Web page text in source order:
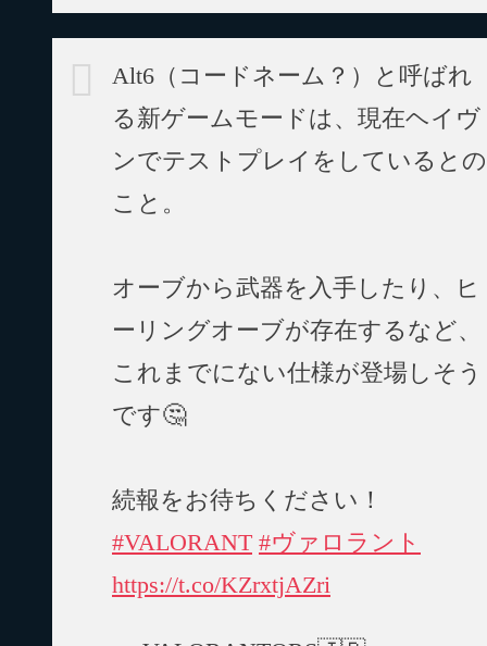
Alt6（コードネーム？）と呼ばれ
る新ゲームモードは、現在ヘイヴ
ンでテストプレイをしているとの
こと。
オーブから武器を入手したり、ヒ
ーリングオーブが存在するなど、
これまでにない仕様が登場しそう
です🤔
続報をお待ちください！
#VALORANT #ヴァロラント
https://t.co/KZrxtjAZri